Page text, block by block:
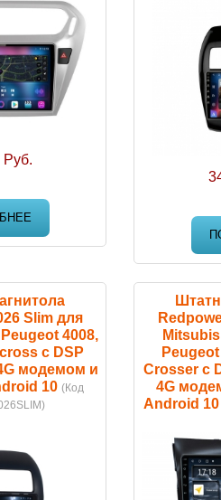
Руб.
Slim для
4008,
с DSP
модемом и
10 (Код
)
Crosser с
4G
Android 10